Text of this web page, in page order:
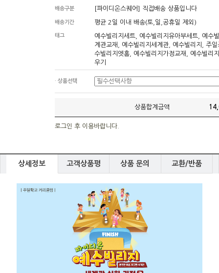
배송구분 [파이디온스퀘어] 직접배송 상품입니다
배송기간 평균 2일 이내 배송(토,일,공휴일 제외)
태그
예수빌리지세트, 예수빌리지유아부세트, 예수
계관교재, 예수빌리지세계관, 예수빌리지, 주
수빌리지엣홈, 예수빌리지가정교재, 예수빌리
우기
· 상품선택
상품합계금액
로그인 후 이용바랍니다.
상세정보 고객상품평 상품 문의 교환/반품